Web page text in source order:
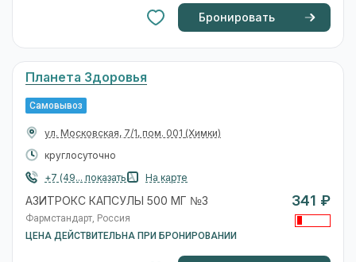
Бронировать
Планета Здоровья
Самовывоз
ул. Московская, 7/1, пом. 001 (Химки)
круглосуточно
+7 (49... показать
На карте
АЗИТРОКС КАПСУЛЫ 500 МГ №3
Фармстандарт, Россия
ЦЕНА ДЕЙСТВИТЕЛЬНА ПРИ БРОНИРОВАНИИ
341 ₽